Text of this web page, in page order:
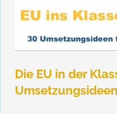
Die EU in der
Umsetzungsideen